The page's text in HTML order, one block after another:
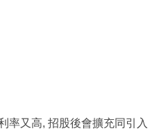
率又高, 招股後會擴充同引入